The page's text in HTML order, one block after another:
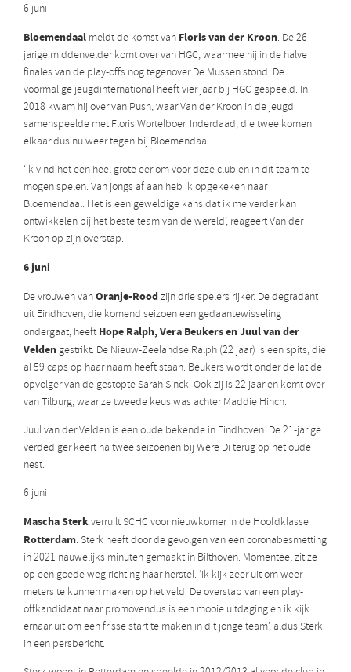
6 juni
Bloemendaal meldt de komst van Floris van der Kroon. De 26-
jarige middenvelder komt over van HGC, waarmee hij in de halve
finales van de play-offs nog tegenover De Mussen stond. De
voormalige jeugdinternational heeft vier jaar bij HGC gespeeld. In
2018 kwam hij over van Push, waar Van der Kroon in de jeugd
samenspeelde met Floris Wortelboer. Inderdaad, die twee komen
elkaar dus nu weer tegen bij Bloemendaal.
‘Ik vind het een heel grote eer om voor deze club en in dit team te
mogen spelen. Van jongs af aan heb ik opgekeken naar
Bloemendaal. Het is een geweldige kans dat ik me verder kan
ontwikkelen bij het beste team van de wereld’, reageert Van der
Kroon op zijn overstap.
6 juni
De vrouwen vanOranje-Rood zijn drie spelers rijker. De degradant
uit Eindhoven, die komend seizoen een gedaantewisseling
ondergaat, heeft Hope Ralph, Vera Beukers en Juul van der
Veldengestrikt. De Nieuw-Zeelandse Ralph (22 jaar) is een spits, die
al 59 caps op haar naam heeft staan. Beukers wordt onder de lat de
opvolger van de gestopte Sarah Sinck. Ook zij is 22 jaar en komt over
van Tilburg, waar ze tweede keus was achter Maddie Hinch.
Juul van der Velden is een oude bekende in Eindhoven. De 21-jarige
verdediger keert na twee seizoenen bij Were Di terug op het oude
nest.
6 juni
Mascha Sterkverruilt SCHC voor nieuwkomer in de Hoofdklasse
Rotterdam. Sterk heeft door de gevolgen van een coronabesmetting
in 2021 nauwelijks minuten gemaakt in Bilthoven. Momenteel zit ze
op een goede weg richting haar herstel. ‘Ik kijk zeer uit om weer
meters te kunnen maken op het veld. De overstap van een play-
offkandidaat naar promovendus is een mooie uitdaging en ik kijk
ernaar uit om een frisse start te maken in dit jonge team’, aldus Sterk
in een persbericht.